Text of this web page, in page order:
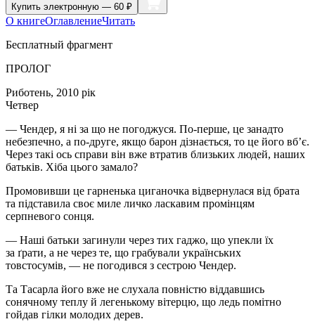
Купить электронную — 60 ₽
О книгеОглавлениеЧитать
Бесплатный фрагмент
ПРОЛОГ
Риботень, 2010 рік
Четвер
— Чендер, я ні за що не погоджуся. По-перше, це занадто
небезпечно, а по-друге, якщо барон дізнається, то це його вб’є.
Через такі ось справи він вже втратив близьких людей, наших
батьків. Хіба цього замало?
Промовивши це гарненька циганочка відвернулася від брата
та підставила своє миле личко ласкавим промінцям
серпневого сонця.
— Наші батьки загинули через тих гаджо, що упекли їх
за ґрати, а не через те, що грабували українських
товстосумів, — не погодився з сестрою Чендер.
Та Тасарла його вже не слухала повністю віддавшись
сонячному теплу й легенькому вітерцю, що ледь помітно
гойдав гілки молодих дерев.